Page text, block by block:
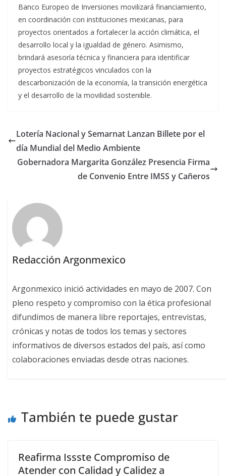
Banco Europeo de Inversiones movilizará financiamiento,
en coordinación con instituciones mexicanas, para
proyectos orientados a fortalecer la acción climática, el
desarrollo local y la igualdad de género. Asimismo,
brindará asesoría técnica y financiera para identificar
proyectos estratégicos vinculados con la
descarbonización de la economía, la transición energética
y el desarrollo de la movilidad sostenible.
Lotería Nacional y Semarnat Lanzan Billete por el
día Mundial del Medio Ambiente
Gobernadora Margarita González Presencia Firma
de Convenio Entre IMSS y Cañeros
Redacción Argonmexico
Argonmexico inició actividades en mayo de 2007. Con
pleno respeto y compromiso con la ética profesional
difundimos de manera libre reportajes, entrevistas,
crónicas y notas de todos los temas y sectores
informativos de diversos estados del país, así como
colaboraciones enviadas desde otras naciones.
También te puede gustar
Reafirma Issste Compromiso de
Atender con Calidad y Calidez a